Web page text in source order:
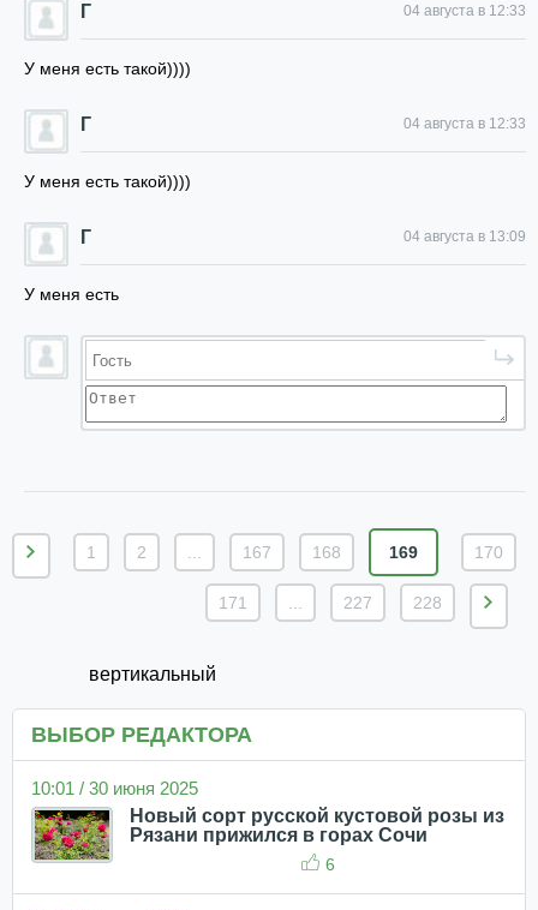
Г 04 августа в 12:33
У меня есть такой))))
Г 04 августа в 12:33
У меня есть такой))))
Г 04 августа в 13:09
У меня есть
1 2 167 168 169 170
171 227 228
вертикальный
ВЫБОР РЕДАКТОРА
10:01 / 30 июня 2025
Новый сорт русской кустовой розы из
Рязани прижился в горах Сочи
6